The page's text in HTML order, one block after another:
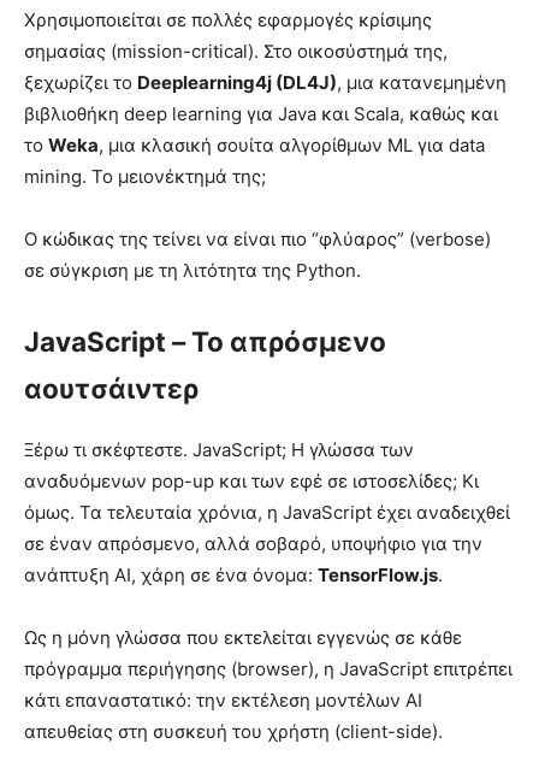
Χρησιμοποιείται σε πολλές εφαρμογές κρίσιμης
σημασίας (mission-critical). Στο οικοσύστημά της,
ξεχωρίζει το Deeplearning4j (DL4J), μια κατανεμημένη
βιβλιοθήκη deep learning για Java και Scala, καθώς και
το Weka, μια κλασική σουίτα αλγορίθμων ML για data
mining. Το μειονέκτημά της;
Ο κώδικας της τείνει να είναι πιο “φλύαρος” (verbose)
σε σύγκριση με τη λιτότητα της Python.
JavaScript – Το απρόσμενο
αουτσάιντερ
Ξέρω τι σκέφτεστε. JavaScript; Η γλώσσα των
αναδυόμενων pop-up και των εφέ σε ιστοσελίδες; Κι
όμως. Τα τελευταία χρόνια, η JavaScript έχει αναδειχθεί
σε έναν απρόσμενο, αλλά σοβαρό, υποψήφιο για την
ανάπτυξη AI, χάρη σε ένα όνομα: TensorFlow.js.
Ως η μόνη γλώσσα που εκτελείται εγγενώς σε κάθε
πρόγραμμα περιήγησης (browser), η JavaScript επιτρέπει
κάτι επαναστατικό: την εκτέλεση μοντέλων AI
απευθείας στη συσκευή του χρήστη (client-side).